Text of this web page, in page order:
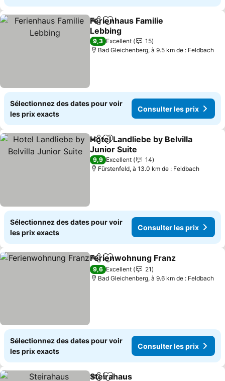
PartagerAjouter à mes favoris
Ferienhaus Familie
Lebbing
Consulter les prix
9,3 Excellent
15
Bad Gleichenberg, à 9.5 km de : Feldbach
Sélectionnez des dates pour voir
les prix exacts
Consulter les prix
PartagerAjouter à mes favoris
Hotel Landliebe by Belvilla
Junior Suite
Consulter les prix
9,9 Excellent
14
Fürstenfeld, à 13.0 km de : Feldbach
Sélectionnez des dates pour voir
les prix exacts
Consulter les prix
PartagerAjouter à mes favoris
Ferienwohnung Franz
9,6 Excellent
21
Bad Gleichenberg, à 9.6 km de : Feldbach
Sélectionnez des dates pour voir
les prix exacts
Consulter les prix
Steirahaus